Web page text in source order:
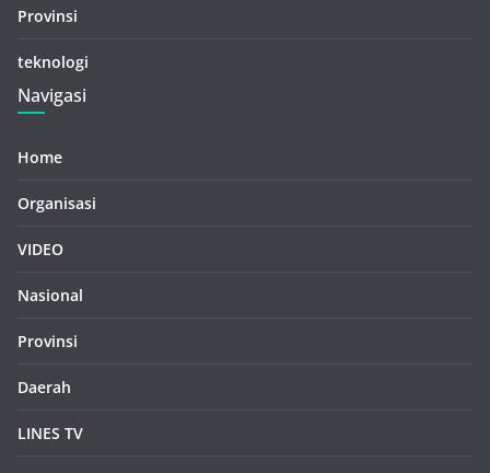
Provinsi
teknologi
Navigasi
Home
Organisasi
VIDEO
Nasional
Provinsi
Daerah
LINES TV